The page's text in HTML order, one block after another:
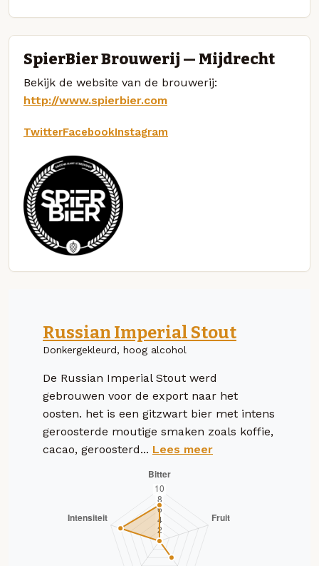
SpierBier Brouwerij — Mijdrecht
Bekijk de website van de brouwerij:
http://www.spierbier.com
TwitterFacebookInstagram
Russian Imperial Stout
Donkergekleurd, hoog alcohol
De Russian Imperial Stout werd
gebrouwen voor de export naar het
oosten. het is een gitzwart bier met intens
geroosterde moutige smaken zoals koffie,
cacao, geroosterd... Lees meer